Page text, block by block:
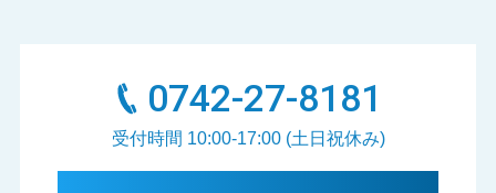
0742-27-8181
受付時間 10:00-17:00 (土日祝休み)